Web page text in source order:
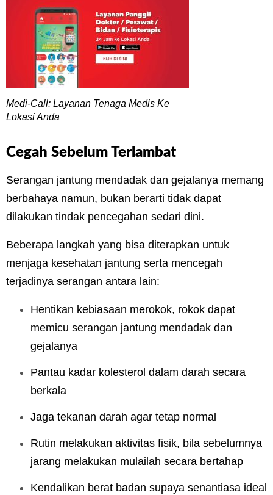
Medi-Call: Layanan Tenaga Medis Ke
Lokasi Anda
Cegah Sebelum Terlambat
Serangan jantung mendadak dan gejalanya memang
berbahaya namun, bukan berarti tidak dapat
dilakukan tindak pencegahan sedari dini.
Beberapa langkah yang bisa diterapkan untuk
menjaga kesehatan jantung serta mencegah
terjadinya serangan antara lain:
Hentikan kebiasaan merokok, rokok dapat
memicu serangan jantung mendadak dan
gejalanya
Pantau kadar kolesterol dalam darah secara
berkala
Jaga tekanan darah agar tetap normal
Rutin melakukan aktivitas fisik, bila sebelumnya
jarang melakukan mulailah secara bertahap
Kendalikan berat badan supaya senantiasa ideal